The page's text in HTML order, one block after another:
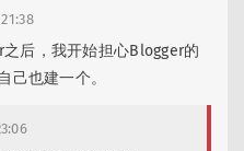
21:38
后，我开始担心Blogger的
己也建一个。